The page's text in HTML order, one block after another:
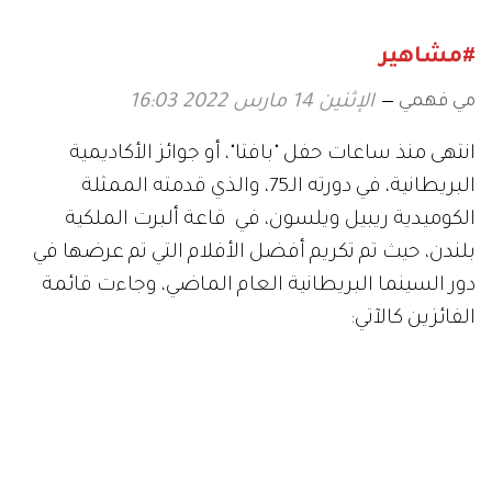
#مشاهير
مي فهمي الإثنين 14 مارس 2022 16:03
انتهى منذ ساعات حفل "بافتا"، أو جوائز الأكاديمية
البريطانية، في دورته الـ75، والذي قدمته الممثلة
الكوميدية ريبيل ويلسون، في قاعة ألبرت الملكية
بلندن، حيث تم تكريم أفضل الأفلام التي تم عرضها في
دور السينما البريطانية العام الماضي، وجاءت قائمة
الفائزين كالآتي: